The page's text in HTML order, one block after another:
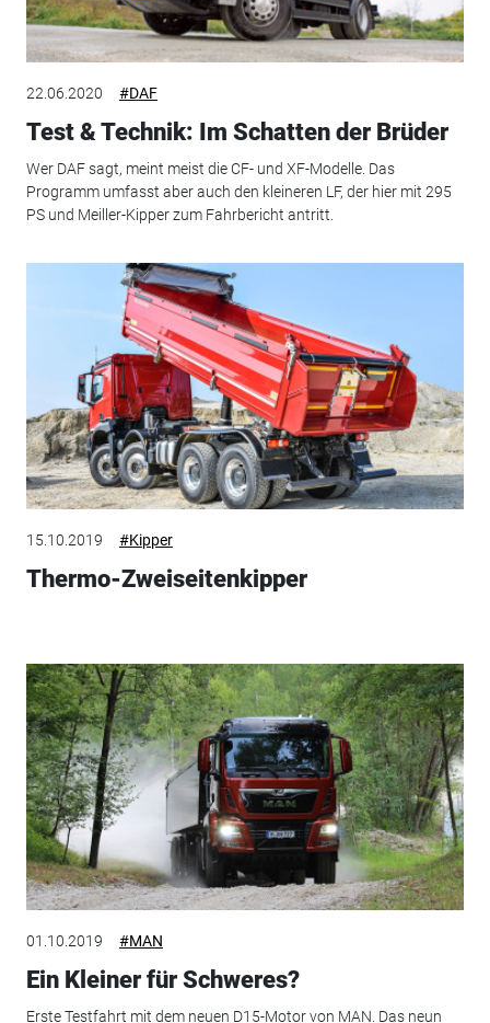
22.06.2020 #DAF
Test & Technik: Im Schatten der Brüder
Wer DAF sagt, meint meist die CF- und XF-Modelle. Das
Programm umfasst aber auch den kleineren LF, der hier mit 295
PS und Meiller-Kipper zum Fahrbericht antritt.
15.10.2019 #Kipper
Thermo-Zweiseitenkipper
01.10.2019 #MAN
Ein Kleiner für Schweres?
Erste Testfahrt mit dem neuen D15-Motor von MAN. Das neun